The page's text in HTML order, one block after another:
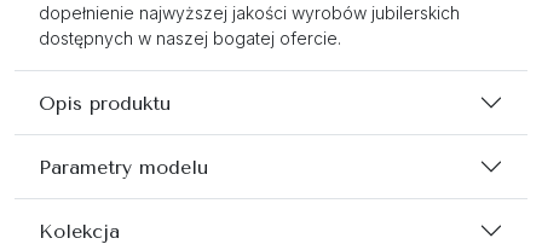
dopełnienie najwyższej jakości wyrobów jubilerskich
dostępnych w naszej bogatej ofercie.
Opis produktu
Parametry modelu
Kolekcja